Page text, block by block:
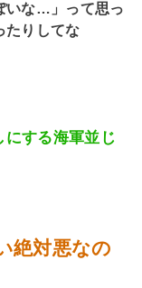
いな…」って思っ
たりしてな
にする海軍並じ
絶対悪なの